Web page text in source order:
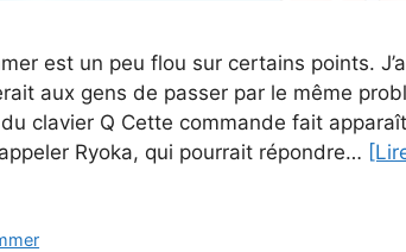
est un peu flou sur certains points.
aux gens de passer par le même
clavier Q Cette commande fait
Ryoka, qui pourrait répondre…